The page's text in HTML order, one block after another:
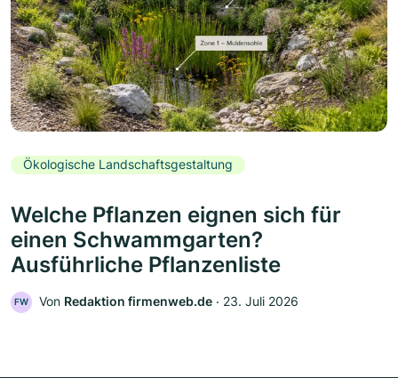
Ökologische Landschaftsgestaltung
Welche Pflanzen eignen sich für
einen Schwammgarten?
Ausführliche Pflanzenliste
FW Von Redaktion firmenweb.de ‧ 23. Juli 2026